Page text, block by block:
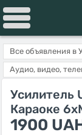
Все объявления в
Аудио, видео,
Усилитель
Караоке
1900